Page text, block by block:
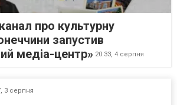
про культурну
запустив
медіа-центр» 20:33, 4 серпня
3 серпня